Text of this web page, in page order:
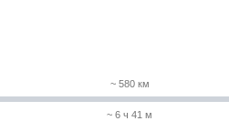
~ 580 км
~ 6 ч 41 м